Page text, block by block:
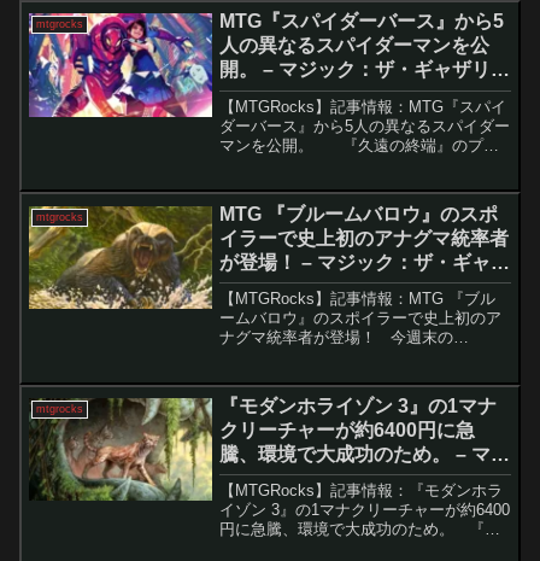
フォーマット「グラディエーター」の禁
止...
mtgrocks
MTG『スパイダーバース』から5
人の異なるスパイダーマンを公
開。 – マジック：ザ・ギャザリン
グ
【MTGRocks】記事情報：MTG『スパイ
ダーバース』から5人の異なるスパイダー
マンを公開。 『​久遠の終端』のプレ
レイヤーの間で大きな話題となっていま
す...
mtgrocks
MTG 『ブルームバロウ』のスポ
イラーで史上初のアナグマ統率者
が登場！ – マジック：ザ・ギャザ
リング
【MTGRocks】記事情報：MTG 『ブル
ームバロウ』のスポイラーで史上初のア
ナグマ統率者が登場！ 今週末の
のカードが公開されました。このセッ
ト...
mtgrocks
『モダンホライゾン 3』の1マナ
クリーチャーが約6400円に急
騰、環境で大成功のため。 – マジ
ック：ザ・ギャザリング
【MTGRocks】記事情報：『モダンホラ
イゾン 3』の1マナクリーチャーが約6400
円に急騰、環境で大成功のため。 『モ